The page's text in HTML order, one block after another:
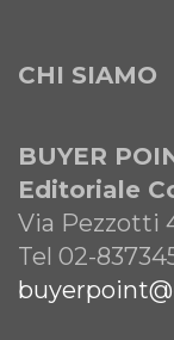
CHI SIAMO
BUYER
Editoriale
Via Pezzotti
Tel 02-